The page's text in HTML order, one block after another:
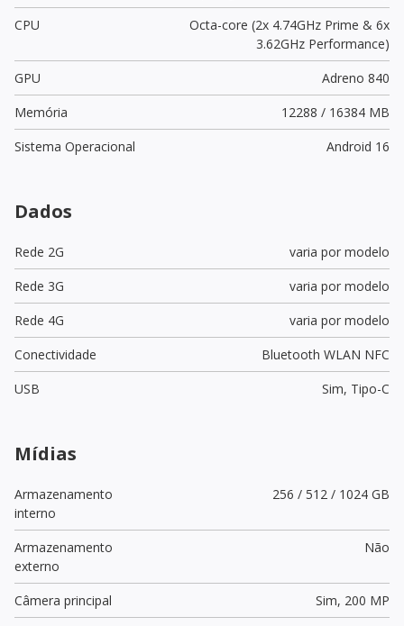
CPU
Octa-core (2x 4.74GHz Prime & 6x
3.62GHz Performance)
GPU
Adreno 840
Memória
12288 / 16384 MB
Sistema Operacional
Android 16
Dados
Rede 2G
varia por modelo
Rede 3G
varia por modelo
Rede 4G
varia por modelo
Conectividade
Bluetooth WLAN NFC
USB
Sim, Tipo-C
Mídias
Armazenamento
interno
256 / 512 / 1024 GB
Armazenamento
externo
Não
Câmera principal Sim, 200 MP